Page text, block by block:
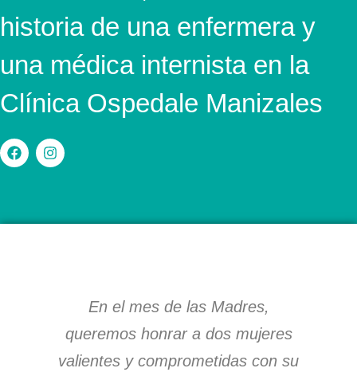
historia de una enfermera y
una médica internista en la
Clínica Ospedale Manizales
F
a
I
n
En el mes de las Madres,
queremos honrar a dos mujeres
valientes y comprometidas con su